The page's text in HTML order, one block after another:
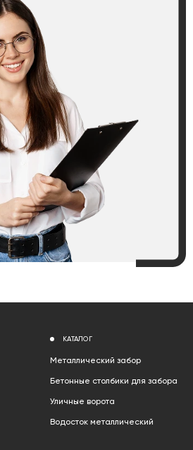
КАТАЛОГ
Металлический забор
Бетонные столбики для забора
Уличные ворота
Водосток металлический